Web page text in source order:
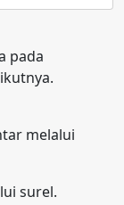
pada
melalui
surel.